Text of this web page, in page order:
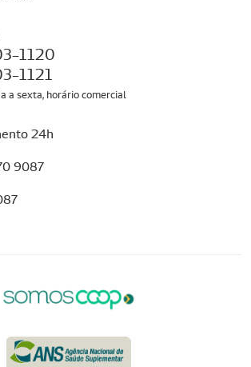
1120
1121
a sexta, horário comercial
24h
9087